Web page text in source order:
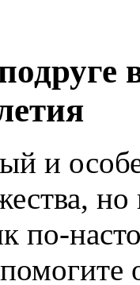
и
по-